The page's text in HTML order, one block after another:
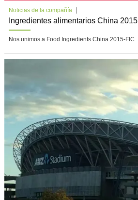
Noticias de la compañía
Ingredientes alimentarios China 2015
Nos unimos a Food Ingredients China 2015-FIC